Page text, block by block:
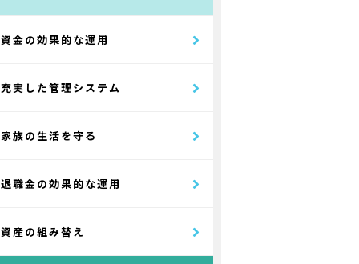
資金の効果的な運用
充実した管理システム
家族の生活を守る
退職金の効果的な運用
資産の組み替え